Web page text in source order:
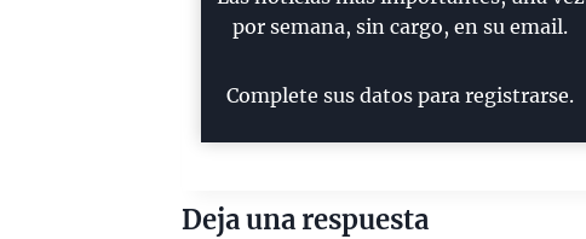
por semana, sin cargo, en su email.
Complete sus datos para registrarse.
Deja una respuesta